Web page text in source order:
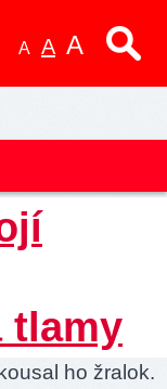
A A A
tlamy
ho žralok.